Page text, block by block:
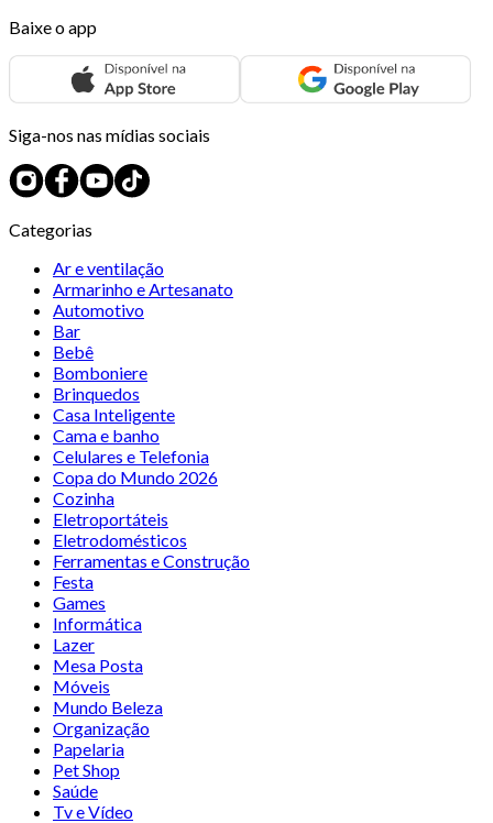
Baixe o app
Siga-nos nas mídias sociais
Categorias
Ar e ventilação
Armarinho e Artesanato
Automotivo
Bar
Bebê
Bomboniere
Brinquedos
Casa Inteligente
Cama e banho
Celulares e Telefonia
Copa do Mundo 2026
Cozinha
Eletroportáteis
Eletrodomésticos
Ferramentas e Construção
Festa
Games
Informática
Lazer
Mesa Posta
Móveis
Mundo Beleza
Organização
Papelaria
Pet Shop
Saúde
Tv e Vídeo